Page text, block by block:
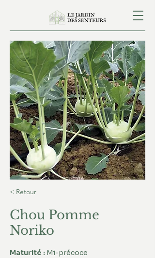
< Retour
Chou Pomme
Noriko
Maturité : Mi-précoce